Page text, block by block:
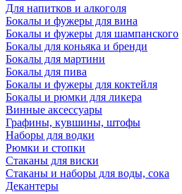
Для напитков и алкоголя
Бокалы и фужеры для вина
Бокалы и фужеры для шампанского
Бокалы для коньяка и бренди
Бокалы для мартини
Бокалы для пива
Бокалы и фужеры для коктейля
Бокалы и рюмки для ликера
Винные аксессуары
Графины, кувшины, штофы
Наборы для водки
Рюмки и стопки
Стаканы для виски
Стаканы и наборы для воды, сока
Декантеры